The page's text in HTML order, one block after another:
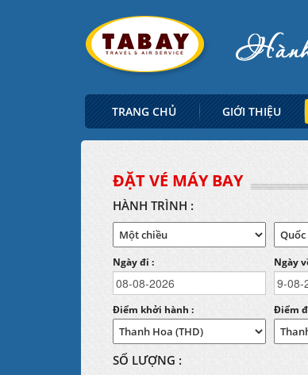
TRANG CHỦ GIỚI THIỆU
ĐẶT VÉ MÁY BAY
HÀNH TRÌNH :
Ngày đi : Ngày
Điểm khởi hành : Điểm
SỐ LƯỢNG :